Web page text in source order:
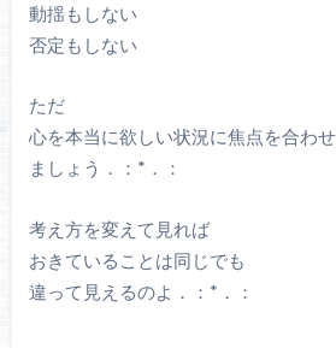
動揺もしない
否定もしない
ただ
心を本当に欲しい状況に焦点を合わせ
ましょう．：*．：
考え方を変えて見れば
おきていることは同じでも
違って見えるのよ．：*．：